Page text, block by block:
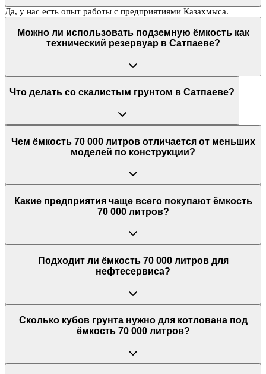
Да, у нас есть опыт работы с предприятиями Казахмыса.
Можно ли использовать подземную ёмкость как
технический резервуар в Сатпаеве?
Что делать со скалистым грунтом в Сатпаеве?
Чем ёмкость 70 000 литров отличается от меньших
моделей по конструкции?
Какие предприятия чаще всего покупают ёмкость
70 000 литров?
Подходит ли ёмкость 70 000 литров для
нефтесервиса?
Сколько кубов грунта нужно для котлована под
ёмкость 70 000 литров?